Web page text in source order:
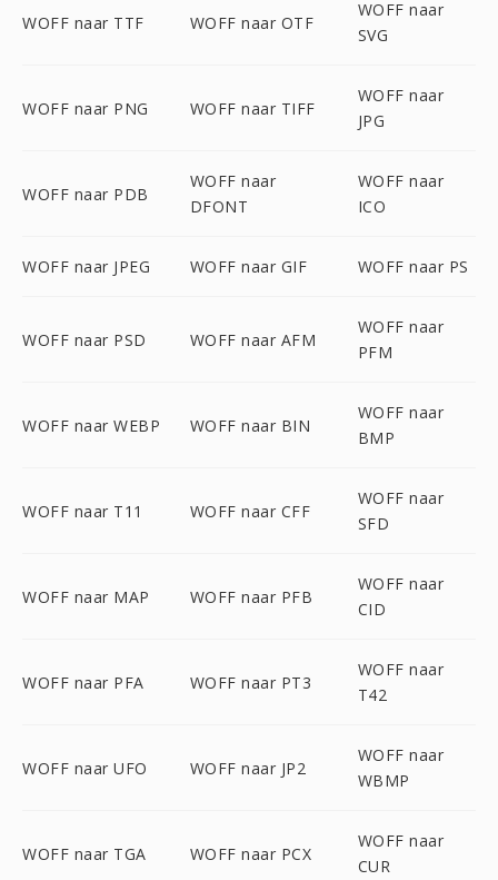
WOFF naar TTF WOFF naar OTF
WOFF naar
SVG
WOFF naar PNG WOFF naar TIFF
WOFF naar
JPG
WOFF naar PDB
WOFF naar
DFONT
WOFF naar
ICO
WOFF naar JPEG WOFF naar GIF WOFF naar PS
WOFF naar PSD WOFF naar AFM
WOFF naar
PFM
WOFF naar WEBP WOFF naar BIN
WOFF naar
BMP
WOFF naar T11 WOFF naar CFF
WOFF naar
SFD
WOFF naar MAP WOFF naar PFB
WOFF naar
CID
WOFF naar PFA WOFF naar PT3
WOFF naar
T42
WOFF naar UFO WOFF naar JP2
WOFF naar
WBMP
WOFF naar TGA WOFF naar PCX
WOFF naar
CUR